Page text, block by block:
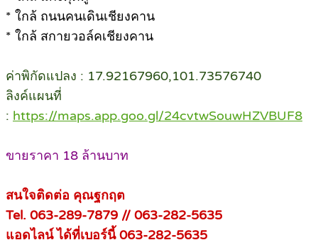
* ใกล้ ถนนคนเดินเชียงคาน
* ใกล้ สกายวอล์คเชียงคาน
ค่าพิกัดแปลง : 17.92167960,101.73576740
ลิงค์แผนที่
: https://maps.app.goo.gl/24cvtwSouwHZVBUF8
ขายราคา 18 ล้านบาท
สนใจติดต่อ คุณฐกฤต
Tel. 063-289-7879 // 063-282-5635
แอดไลน์ ได้ที่เบอร์นี้ 063-282-5635